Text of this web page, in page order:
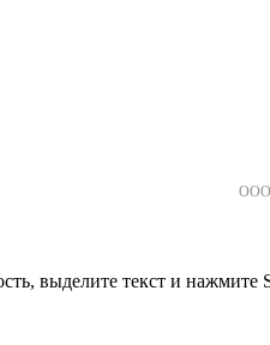
ООО
выделите текст и нажмите